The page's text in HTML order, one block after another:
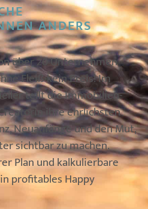
ANDERS
über 20 Unternehmen
Fleiß kein Preis! Im
teilt die Immobilien-
ihre ehrlichsten
Neuanfänge und den Mut,
sichtbar zu machen.
Plan und kalkulierbare
profitables Happy